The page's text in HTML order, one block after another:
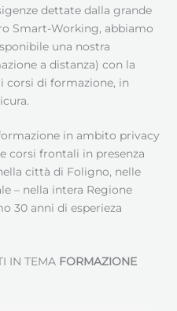
dettate dalla grande
Smart-Working, abbiamo
una nostra
a distanza) con la
di formazione, in
in ambito privacy
corsi frontali in presenza
città di Foligno, nelle
– nella intera Regione
30 anni di esperieza
IN TEMA FORMAZIONE